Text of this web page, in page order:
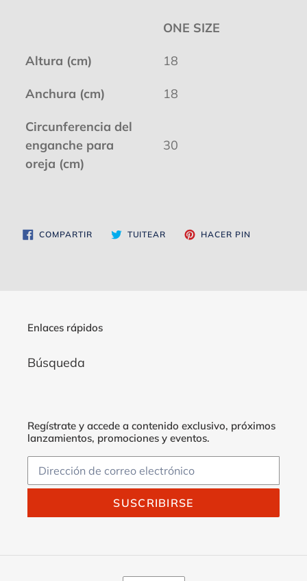
ONE SIZE
Altura (cm) 18
Anchura (cm) 18
Circunferencia del
enganche para
oreja (cm)
30
COMPARTIRCOMPARTIR
EN
TUITEAR TUITEARHACER PIN
Enlaces rápidos
Búsqueda
Regístrate y accede a contenido exclusivo, próximos
lanzamientos, promociones y eventos.
SUSCRIBIRSE